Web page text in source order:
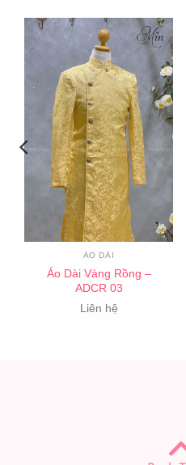
ÁO DÀI
Áo Dài Vàng Rồng –
ADCR 03
Liên hệ